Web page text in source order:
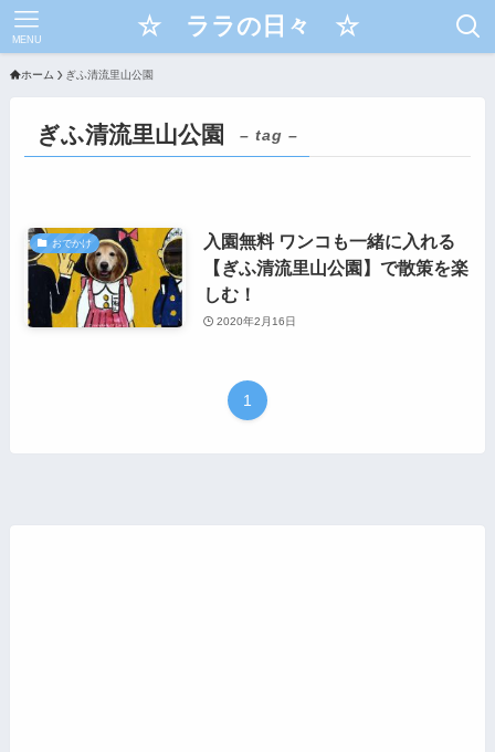
☆ ララの日々 ☆
MENU
ホーム ぎふ清流里山公園
ぎふ清流里山公園 – tag –
おでかけ
入園無料 ワンコも一緒に入れる
【ぎふ清流里山公園】で散策を楽
しむ！
2020年2月16日
1